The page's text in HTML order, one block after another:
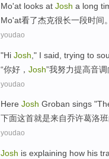
Mo'at looks at Josh a long
Mo'at看了杰克很长一段时间。
youdao
"Hi Josh ," I said, trying to
“你好 ， Josh”我努力提高音调
youdao
Here Josh Groban sings
下面这首就是来自乔许葛洛班
youdao
Josh is explaining how his